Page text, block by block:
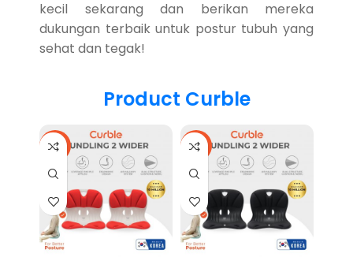
kecil sekarang dan berikan mereka
dukungan terbaik untuk postur tubuh yang
sehat dan tegak!
Product Curble
-17% -17%